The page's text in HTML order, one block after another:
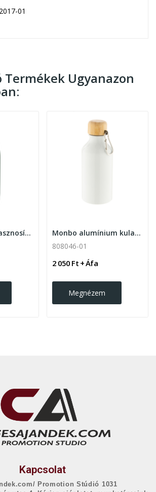
01
Termékek Ugyanazon
Refill Soft újrahasznosított rozsdamentes acél...
Monbo alumínium kulacs 400ml
808046-01
2 050 Ft + Áfa
Megnézem
Kapcsolat
Promotion Stúdió 1031